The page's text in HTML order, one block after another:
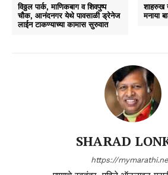
विठ्ठल पार्क, माणिकबाग व शिवपुष्प
चौक, आनंदनगर येथे पावसाळी ड्रेनेज
लाईन टाकण्याच्या कामास सुरुवात
शाहरुख
मनाया
SHARAD
https://